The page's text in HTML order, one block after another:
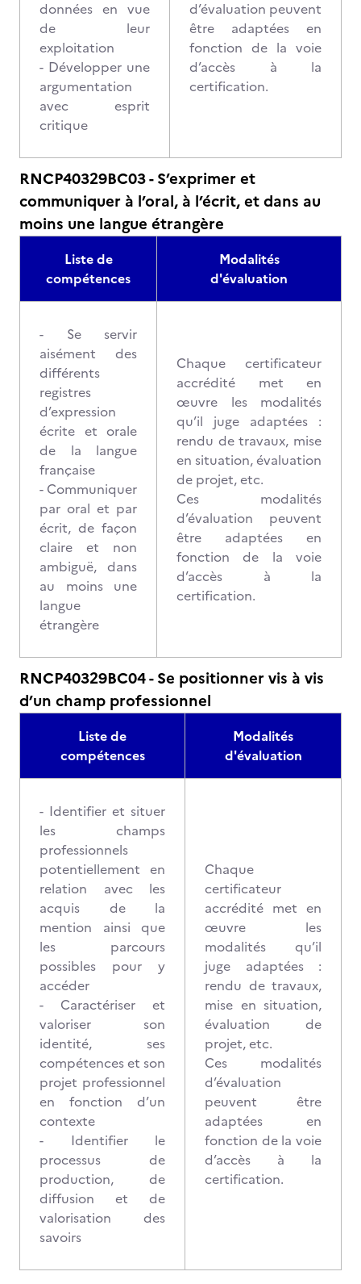
données en vue
de leur
exploitation
- Développer une
argumentation
avec esprit
critique
d’évaluation peuvent
être adaptées en
fonction de la voie
d’accès à la
certification.
RNCP40329BC03 - S’exprimer et
communiquer à l’oral, à l’écrit, et dans au
moins une langue étrangère
Liste de
compétences
Modalités
d'évaluation
- Se servir
aisément des
différents
registres
d’expression
écrite et orale
de la langue
française
- Communiquer
par oral et par
écrit, de façon
claire et non
ambiguë, dans
au moins une
langue
étrangère
Chaque certificateur
accrédité met en
œuvre les modalités
qu’il juge adaptées :
rendu de travaux, mise
en situation, évaluation
de projet, etc.
Ces modalités
d’évaluation peuvent
être adaptées en
fonction de la voie
d’accès à la
certification.
RNCP40329BC04 - Se positionner vis à vis
d’un champ professionnel
Liste de
compétences
Modalités
d'évaluation
- Identifier et situer
les champs
professionnels
potentiellement en
relation avec les
acquis de la
mention ainsi que
les parcours
possibles pour y
accéder
- Caractériser et
valoriser son
identité, ses
compétences et son
projet professionnel
en fonction d’un
contexte
- Identifier le
processus de
production, de
diffusion et de
valorisation des
savoirs
Chaque
certificateur
accrédité met en
œuvre les
modalités qu’il
juge adaptées :
rendu de travaux,
mise en situation,
évaluation de
projet, etc.
Ces modalités
d’évaluation
peuvent être
adaptées en
fonction de la voie
d’accès à la
certification.